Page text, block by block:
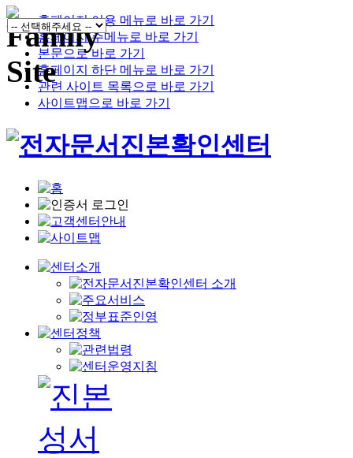
홈페이지 이용 메뉴로 바로 가기
홈페이지 주메뉴로 바로 가기
본문으로 바로 가기
홈페이지 하단 메뉴로 바로 가기
관련 사이트 목록으로 바로 가기
사이트맵으로 바로 가기